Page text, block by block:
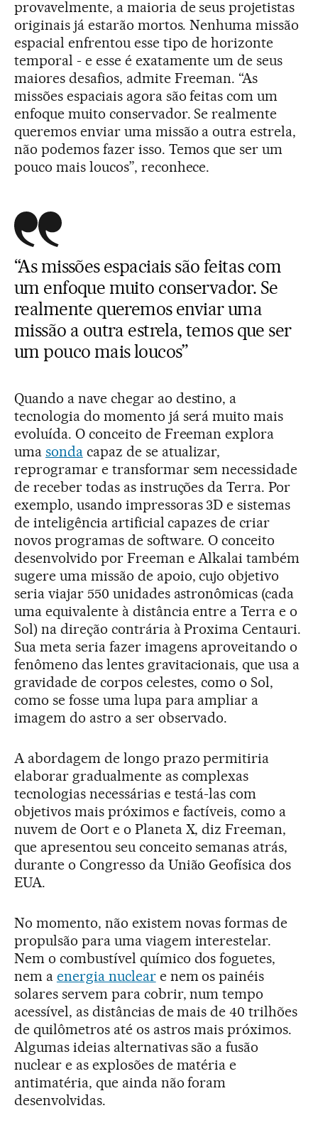
provavelmente, a maioria de seus projetistas
originais já estarão mortos. Nenhuma missão
espacial enfrentou esse tipo de horizonte
temporal - e esse é exatamente um de seus
maiores desafios, admite Freeman. “As
missões espaciais agora são feitas com um
enfoque muito conservador. Se realmente
queremos enviar uma missão a outra estrela,
não podemos fazer isso. Temos que ser um
pouco mais loucos”, reconhece.
“As missões espaciais são feitas com
um enfoque muito conservador. Se
realmente queremos enviar uma
missão a outra estrela, temos que ser
um pouco mais loucos”
Quando a nave chegar ao destino, a
tecnologia do momento já será muito mais
evoluída. O conceito de Freeman explora
uma sondacapaz de se atualizar,
reprogramar e transformar sem necessidade
de receber todas as instruções da Terra. Por
exemplo, usando impressoras 3D e sistemas
de inteligência artificial capazes de criar
novos programas de software. O conceito
desenvolvido por Freeman e Alkalai também
sugere uma missão de apoio, cujo objetivo
seria viajar 550 unidades astronômicas (cada
uma equivalente à distância entre a Terra e o
Sol) na direção contrária à Proxima Centauri.
Sua meta seria fazer imagens aproveitando o
fenômeno das lentes gravitacionais, que usa a
gravidade de corpos celestes, como o Sol,
como se fosse uma lupa para ampliar a
imagem do astro a ser observado.
A abordagem de longo prazo permitiria
elaborar gradualmente as complexas
tecnologias necessárias e testá-las com
objetivos mais próximos e factíveis, como a
nuvem de Oort e o Planeta X, diz Freeman,
que apresentou seu conceito semanas atrás,
durante o Congresso da União Geofísica dos
EUA.
No momento, não existem novas formas de
propulsão para uma viagem interestelar.
Nem o combustível químico dos foguetes,
nem a energia nucleare nem os painéis
solares servem para cobrir, num tempo
acessível, as distâncias de mais de 40 trilhões
de quilômetros até os astros mais próximos.
Algumas ideias alternativas são a fusão
nuclear e as explosões de matéria e
antimatéria, que ainda não foram
desenvolvidas.